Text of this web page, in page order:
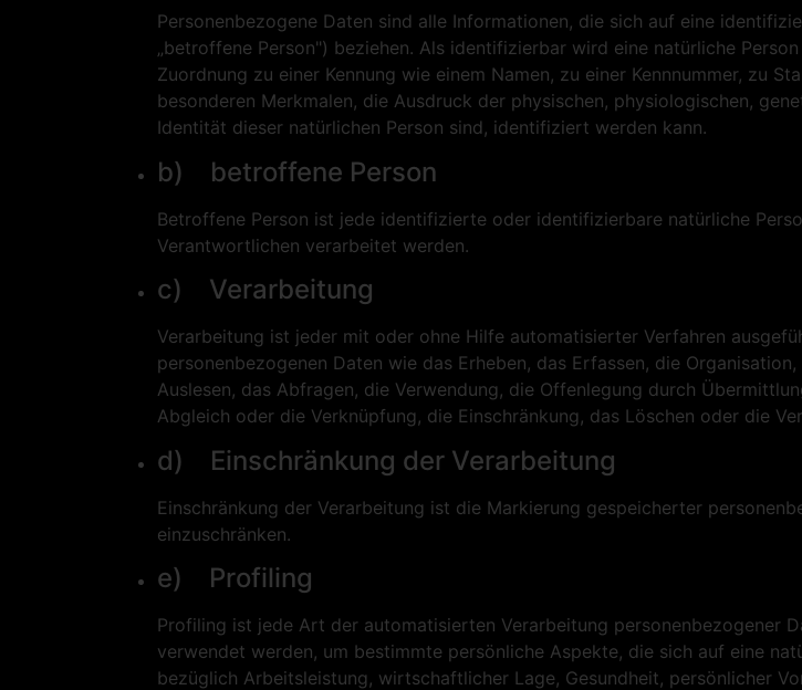
Personenbezogene Daten sind alle Informationen, die sich auf eine
„betroffene Person") beziehen. Als identifizierbar wird eine natürliche
Zuordnung zu einer Kennung wie einem Namen, zu einer Kennnummer, zu
besonderen Merkmalen, die Ausdruck der physischen, physiologischen,
Identität dieser natürlichen Person sind, identifiziert werden kann.
b) betroffene Person
Betroffene Person ist jede identifizierte oder identifizierbare natürliche
Verantwortlichen verarbeitet werden.
c) Verarbeitung
Verarbeitung ist jeder mit oder ohne Hilfe automatisierter Verfahren
personenbezogenen Daten wie das Erheben, das Erfassen, die
Auslesen, das Abfragen, die Verwendung, die Offenlegung durch
Abgleich oder die Verknüpfung, die Einschränkung, das Löschen oder die
d) Einschränkung der Verarbeitung
Einschränkung der Verarbeitung ist die Markierung gespeicherter
einzuschränken.
e) Profiling
Profiling ist jede Art der automatisierten Verarbeitung personenbezogener
verwendet werden, um bestimmte persönliche Aspekte, die sich auf eine
bezüglich Arbeitsleistung, wirtschaftlicher Lage, Gesundheit, persönlicher